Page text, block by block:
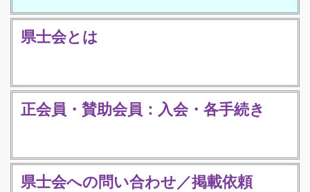
県士会とは
正会員・賛助会員：入会・各手続き
県士会への問い合わせ／掲載依頼